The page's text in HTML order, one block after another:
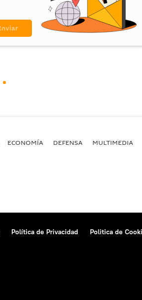
ECONOMÍA DEFENSA MULTIMEDIA
Política de Privacidad Politica de